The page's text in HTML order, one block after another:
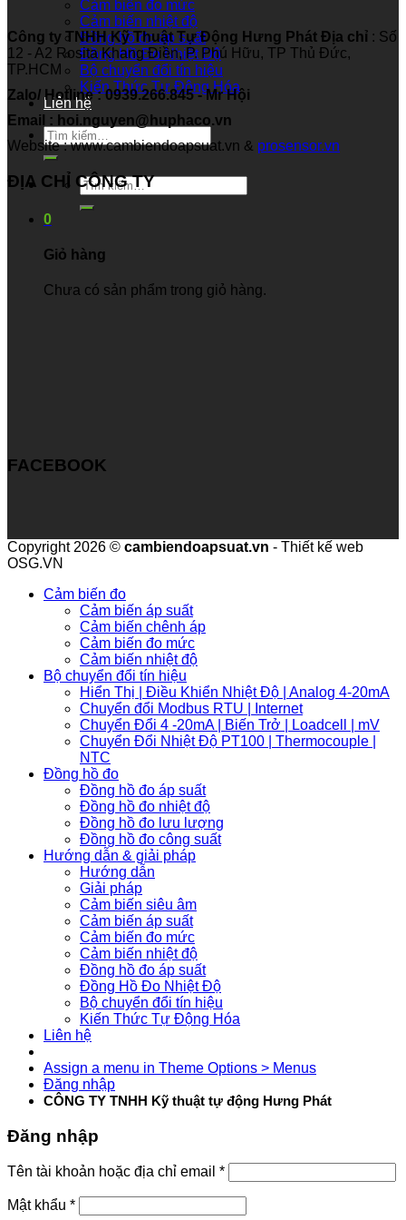
Cảm biến đo mức
Cảm biến nhiệt độ
Đồng hồ đo áp suất
Đồng Hồ Đo Nhiệt Độ
Bộ chuyển đổi tín hiệu
Kiến Thức Tự Động Hóa
Liên hệ
Tìm
kiếm:
Tìm
kiếm:
0
Giỏ hàng
Chưa có sản phẩm trong giỏ hàng.
Công ty TNHH Kỹ Thuật Tự Động Hưng Phát Địa chỉ : Số
12 - A2 Rosita Khang Điền, P. Phú Hữu, TP Thủ Đức,
TP.HCM
Zalo/ Hotline : 0939.266.845 - Mr Hội
Email : hoi.nguyen@huphaco.vn
Website : www.cambiendoapsuat.vn & prosensor.vn
ĐỊA CHỈ CÔNG TY
FACEBOOK
Copyright 2026 © cambiendoapsuat.vn - Thiết kế web
OSG.VN
Cảm biến đo
Cảm biến áp suất
Cảm biến chênh áp
Cảm biến đo mức
Cảm biến nhiệt độ
Bộ chuyển đổi tín hiệu
Hiển Thị | Điều Khiển Nhiệt Độ | Analog 4-20mA
Chuyển đổi Modbus RTU | Internet
Chuyển Đổi 4 -20mA | Biến Trở | Loadcell | mV
Chuyển Đổi Nhiệt Độ PT100 | Thermocouple |
NTC
Đồng hồ đo
Đồng hồ đo áp suất
Đồng hồ đo nhiệt độ
Đồng hồ đo lưu lượng
Đồng hồ đo công suất
Hướng dẫn & giải pháp
Hướng dẫn
Giải pháp
Cảm biến siêu âm
Cảm biến áp suất
Cảm biến đo mức
Cảm biến nhiệt độ
Đồng hồ đo áp suất
Đồng Hồ Đo Nhiệt Độ
Bộ chuyển đổi tín hiệu
Kiến Thức Tự Động Hóa
Liên hệ
Assign a menu in Theme Options > Menus
Đăng nhập
CÔNG TY TNHH Kỹ thuật tự động Hưng Phát
Đăng nhập
Tên tài khoản hoặc địa chỉ email *
Mật khẩu *